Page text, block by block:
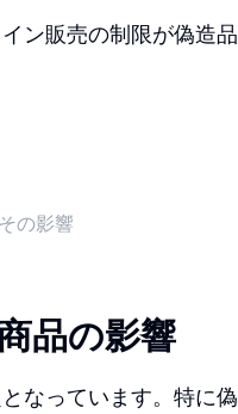
ン販売の制限が偽造品
の影響
品の影響
なっています。特に偽